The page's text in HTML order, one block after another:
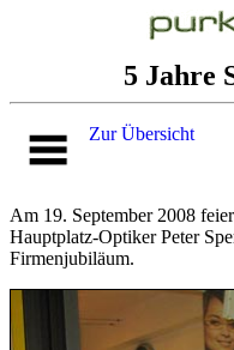
5 Jahre
Zur Übersicht
Am 19. September 2008
Hauptplatz-Optiker Peter
Firmenjubiläum.